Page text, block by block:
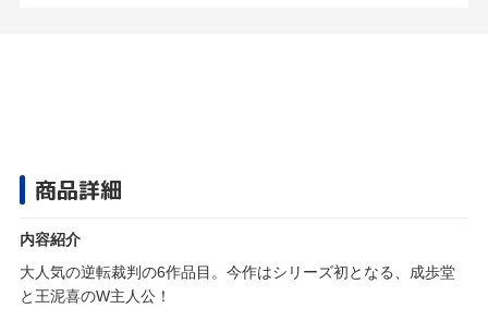
商品詳細
内容紹介
大人気の逆転裁判の6作品目。今作はシリーズ初となる、成歩堂
と王泥喜のW主人公！